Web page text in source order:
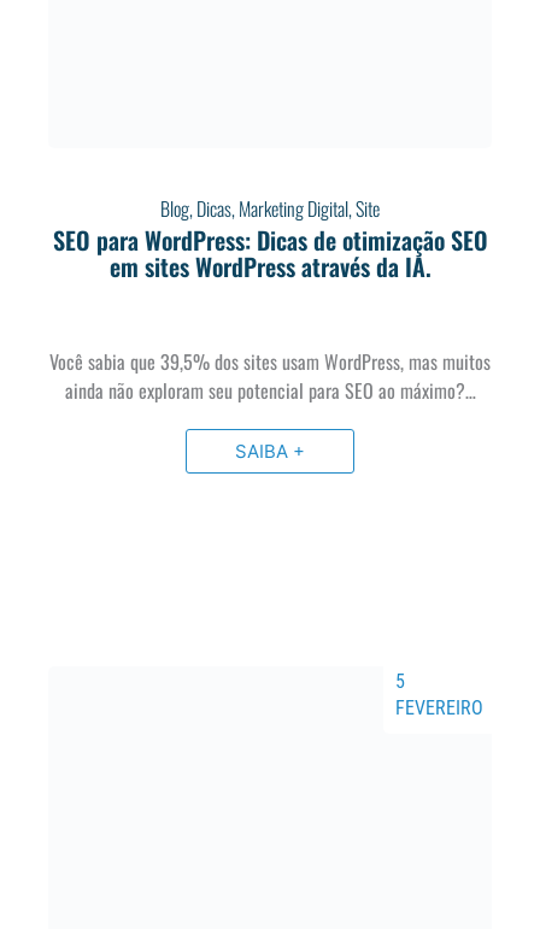
Blog,Dicas,Marketing Digital,Site
SEO para WordPress: Dicas de otimização SEO
em sites WordPress através da IA.
Você sabia que 39,5% dos sites usam WordPress, mas muitos
ainda não exploram seu potencial para SEO ao máximo?…
SAIBA +
5
FEVEREIRO